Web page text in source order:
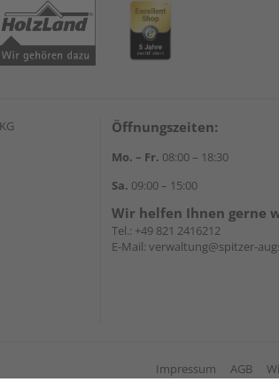
Öffnungszeiten:
Mo. – Fr. 08:00 – 18:30
Sa. 09:00 – 15:00
Wir helfen Ihnen gerne
Tel.: +49 821 2416212
E-Mail: verwaltung@spitzer-
Impressum AGB